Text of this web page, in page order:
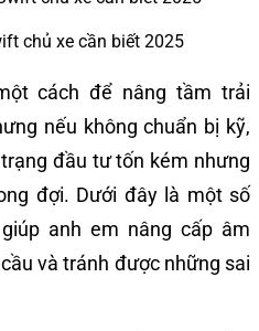
chủ xe cần biết 2025
cách để nâng tầm trải
nếu không chuẩn bị kỹ,
đầu tư tốn kém nhưng
đợi. Dưới đây là một số
anh em nâng cấp âm
và tránh được những sai